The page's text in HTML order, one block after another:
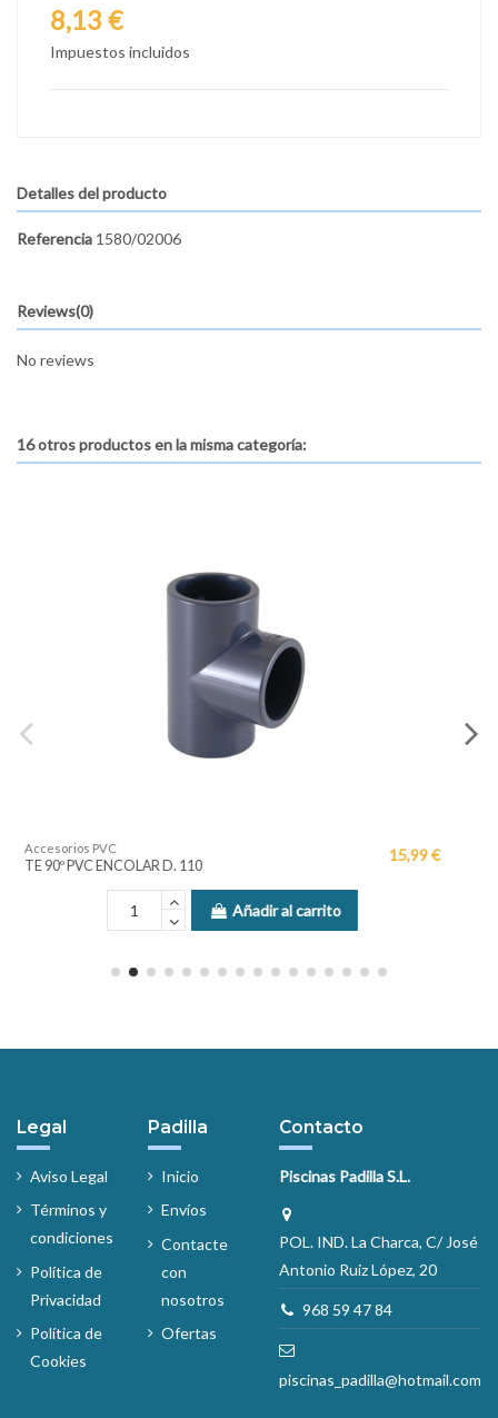
8,13 €
Impuestos incluidos
Detalles del producto
Referencia 1580/02006
Reviews(0)
No reviews
16 otros productos en la misma categoría:
15,99 €
MACHON MIXTO 2"
Legal
Aviso Legal
Términos y
condiciones
Política de
Privacidad
Política de
Cookies
Padilla
Inicio
Envíos
Contacte
con
nosotros
Ofertas
Contacto
Piscinas Padilla S.L.
POL. IND. La Charca, C/ José
Antonio Ruiz López, 20
968 59 47 84
piscinas_padilla@hotmail.com